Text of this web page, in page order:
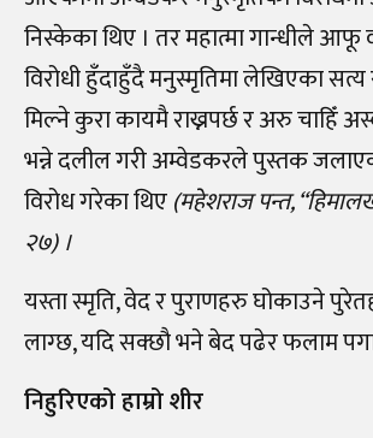
निस्केका थिए । तर महात्मा गान्धीले आफू
विरोधी हुँदाहुँदै मनुस्मृतिमा लेखिएका
मिल्ने कुरा कायमै राख्नपर्छ र अरु चाहिँ
भन्ने दलील गरी अम्वेडकरले पुस्तक
विरोध गरेका थिए(महेशराज पन्त,
२७) ।
यस्ता स्मृति, वेद र पुराणहरु घोकाउने
लाग्छ, यदि सक्छौ भने बेद पढेर फलाम
निहुरिएको हाम्रो शीर